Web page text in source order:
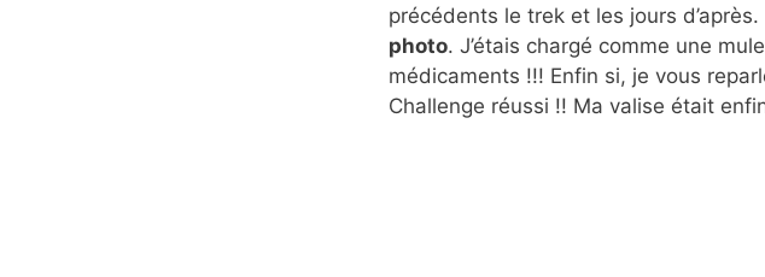
précédents le trek et les jours d’après.
photo. J’étais chargé comme une
médicaments !!! Enfin si, je vous
Challenge réussi !! Ma valise était